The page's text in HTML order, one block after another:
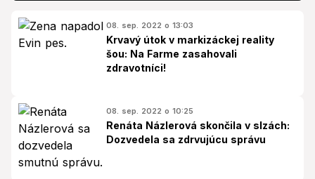
08. sep. 2022 o 13:03
Krvavý útok v markizáckej reality
šou: Na Farme zasahovali
zdravotníci!
08. sep. 2022 o 10:25
Renáta Názlerová skončila v slzách:
Dozvedela sa zdrvujúcu správu